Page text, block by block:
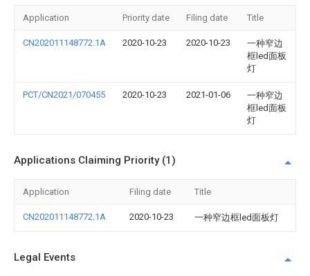
Application Priority date Filing date Title
CN202011148772.1A 2020-10-23 2020-10-23
一种窄边
框led面板
灯
PCT/CN2021/070455 2020-10-23 2021-01-06
一种窄边
框led面板
灯
Applications Claiming Priority (1)
Application Filing date Title
CN202011148772.1A 2020-10-23 一种窄边框led面板灯
Legal Events